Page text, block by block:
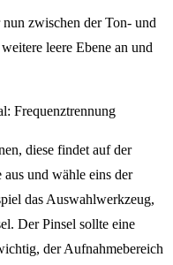
zwischen der Ton- und
leere Ebene an und
diese findet auf der
aus und wähle eins der
das Auswahlwerkzeug,
Der Pinsel sollte eine
der Aufnahmebereich